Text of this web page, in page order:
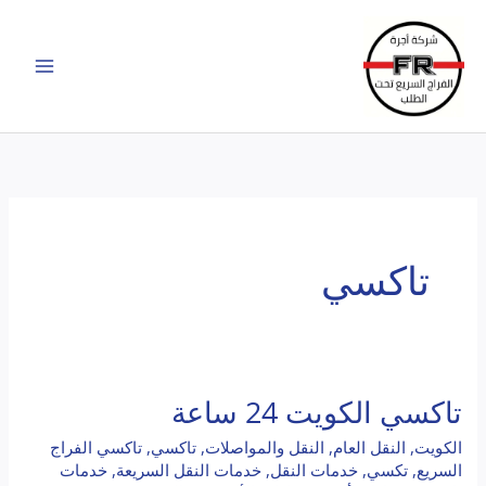
المحتوى
تاكسي
تاكسي الكويت 24 ساعة
الكويت, النقل العام, النقل والمواصلات,تاكسي,تاكسي الفراج
السريع,تكسي,خدمات النقل,خدمات النقل السريعة,خدمات
تاكسي
24